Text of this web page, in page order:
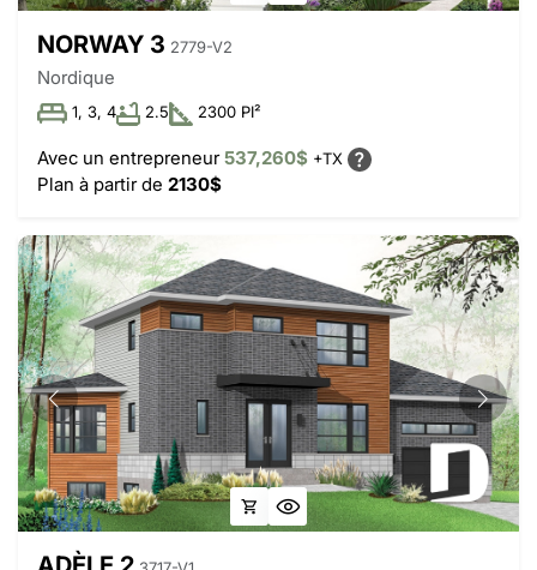
NORWAY 3 2779-V2
Nordique
1, 3, 4 2.5 2300 PI²
Avec un entrepreneur537,260$ +TX
Plan à partir de 2130$